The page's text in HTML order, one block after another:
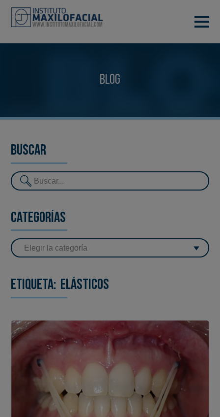
Blog
Buscar
Categorías
Etiqueta: elásticos